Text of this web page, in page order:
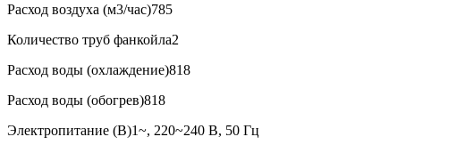
Расход воздуха (м3/час)785
Количество труб фанкойла2
Расход воды (охлаждение)818
Расход воды (обогрев)818
Электропитание (В)1~, 220~240 В, 50 Гц